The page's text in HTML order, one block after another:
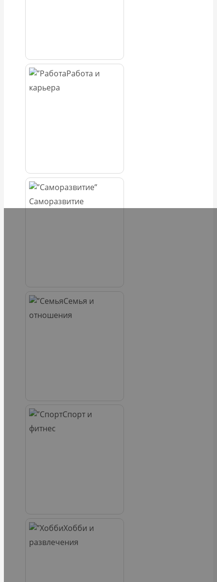
Работа и
карьера
Саморазвитие
Семья и
отношения
Спорт и
фитнес
Хобби и
развлечения